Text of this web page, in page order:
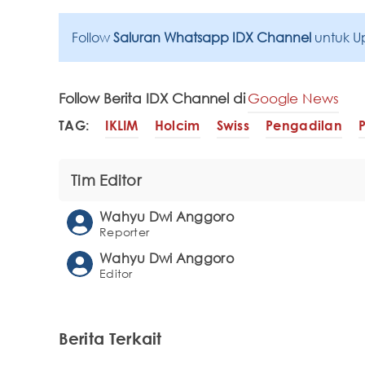
Follow Saluran Whatsapp IDX Channel untuk
Follow Berita IDX Channel diGoogle News
TAG: IKLIM Holcim Swiss Pengadilan
Tim Editor
Wahyu Dwi Anggoro
Reporter
Wahyu Dwi Anggoro
Editor
Berita Terkait